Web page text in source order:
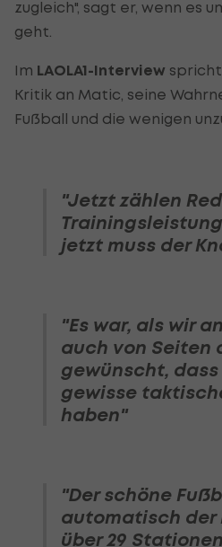
zugleich", sagt er, wenn es
geht.
Im LAOLA1-Interview
Kritik an Matic, seine
Fußball und die wenigen
"Jetzt zählen
jetzt muss der
"Es war, als wir
auch von Seiten
gewünscht,
gewisse
haben"
"Der schöne
automatisch der
über 29